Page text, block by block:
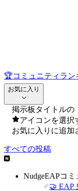
🏆コミュニティラン
お気に入り
掲示板タイトルの
アイコンを選択
お気に入りに追加
すべての投稿
NudgeEAPコミ
🤝 EAP